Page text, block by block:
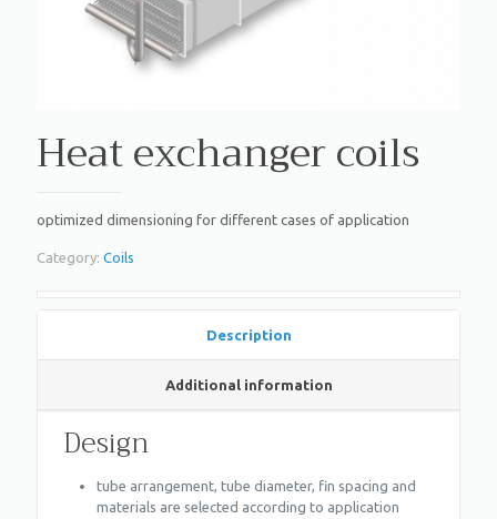
Heat exchanger coils
optimized dimensioning for different cases of application
Category: Coils
Description
Additional information
Design
tube arrangement, tube diameter, fin spacing and
materials are selected according to application